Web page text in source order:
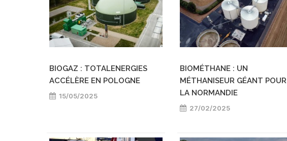
BIOGAZ : TOTALENERGIES
ACCÉLÈRE EN POLOGNE
15/05/2025
BIOMÉTHANE : UN
MÉTHANISEUR GÉANT POUR
LA NORMANDIE
27/02/2025